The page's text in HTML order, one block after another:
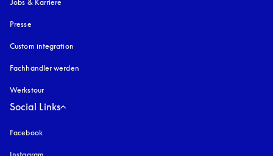
Jobs & Karriere
Presse
Custom integration
Fachhändler werden
Werkstour
Social Links
Facebook